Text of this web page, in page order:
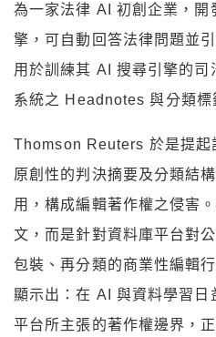
為一家法律 AI 初創企業，開
擎，可自動回答法律問題並
用於訓練其 AI 搜尋引擎的
系統之 Headnotes 與分類標
Thomson Reuters 於是提起
原創性的判決摘要及分類結
用，構成編輯著作權之侵害
文，而是針對資料庫平台對
包裝、再分類的商業性編輯
顯示出：在 AI 與資料學習日
平台所主張的著作權邊界，